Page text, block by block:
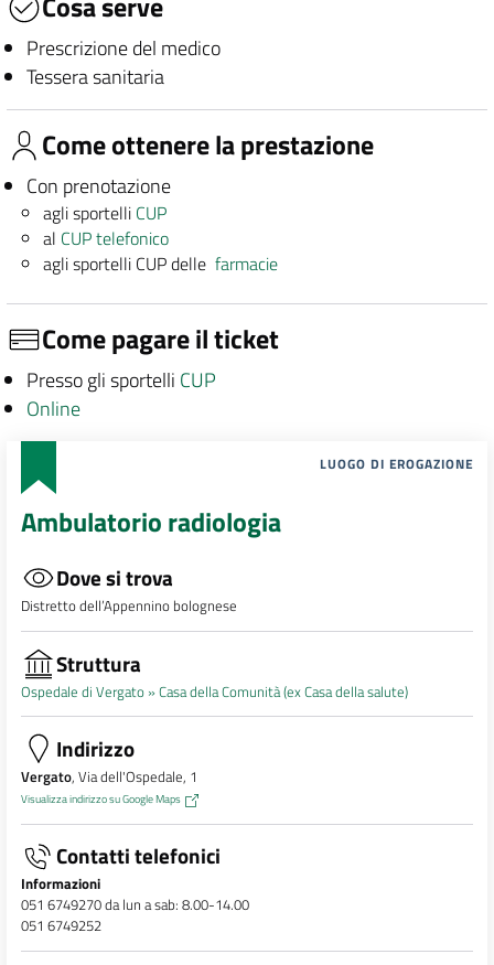
Prescrizione del medico
Tessera sanitaria
Come ottenere la prestazione
Con prenotazione
agli sportelli CUP
al CUP telefonico
agli sportelli CUP dellefarmacie
Come pagare il ticket
Presso gli sportelli CUP
Online
LUOGO DI EROGAZIONE
Ambulatorio radiologia
Dove si trova
Distretto dell’Appennino bolognese
Struttura
Ospedale di Vergato »Casa della Comunità (ex Casa della salute)
Indirizzo
Vergato, Via dell'Ospedale, 1
Visualizza indirizzo su Google Maps
Contatti telefonici
Informazioni
051 6749270 da lun a sab: 8.00-14.00
051 6749252